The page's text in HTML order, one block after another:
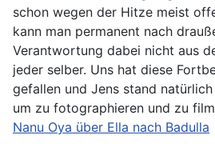
schon wegen der Hitze meist
kann man permanent nach
Verantwortung dabei nicht aus
jeder selber. Uns hat diese
gefallen und Jens stand
um zu fotographieren und zu
Nanu Oya über Ella nach Badulla